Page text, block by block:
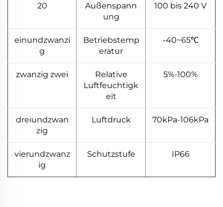
20
Außenspann
ung
100 bis 240 V
einundzwanzi
g
Betriebstemp
eratur
-40~65℃
zwanzig zwei
Relative
Luftfeuchtigk
eit
5%-100%
dreiundzwan
zig
Luftdruck 70kPa-106kPa
vierundzwanz
ig
Schutzstufe IP66